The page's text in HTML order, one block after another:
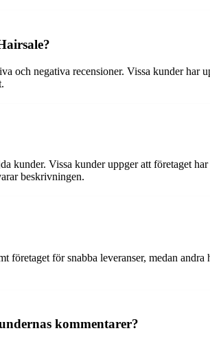
negativa recensioner. Vissa kunder har
kunder. Vissa kunder uppger att företaget
beskrivningen.
för snabba leveranser, medan
kommentarer?